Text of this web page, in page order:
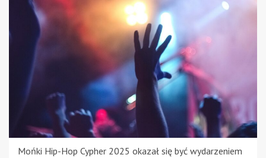
Mońki Hip-Hop Cypher 2025 okazał się być wydarzeniem